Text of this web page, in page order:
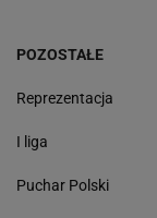
POZOSTAŁE
Reprezentacja
I liga
Puchar Polski